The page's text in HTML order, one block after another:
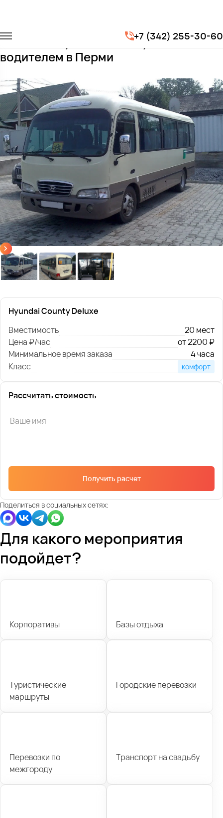
+7 (342) 255-30-60
Hyundai County Deluxe
Заказать Hyundai County Deluxe с
водителем в Перми
Hyundai County Deluxe
Вместимость
20 мест
Цена ₽/час
от 2200 ₽
Минимальное время заказа
4 часа
Класс
комфорт
Рассчитать стоимость
Получить расчет
Поделиться в социальных сетях:
Для какого мероприятия
подойдет?
Корпоративы Базы отдыха
Туристические
маршруты
Городские перевозки
Перевозки по
межгороду
Транспорт на свадьбу